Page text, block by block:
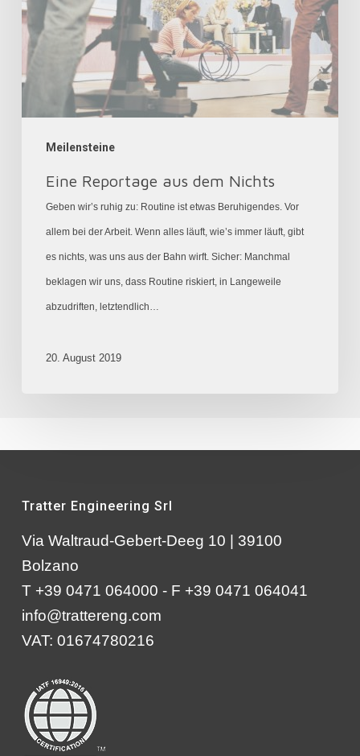
Meilensteine
Eine Reportage aus dem Nichts
Geben wir’s ruhig zu: Routine ist etwas Beruhigendes. Vor
allem bei der Arbeit. Wenn alles läuft, wie’s immer läuft, gibt
es nichts, was uns aus der Bahn wirft. Sicher: Manchmal
beklagen wir uns, dass Routine riskiert, in Langeweile
abzudriften, letztendlich…
20. August 2019
Tratter Engineering Srl
Via Waltraud-Gebert-Deeg 10 | 39100
Bolzano
T +39 0471 064000 - F +39 0471 064041
info@trattereng.com
VAT: 01674780216